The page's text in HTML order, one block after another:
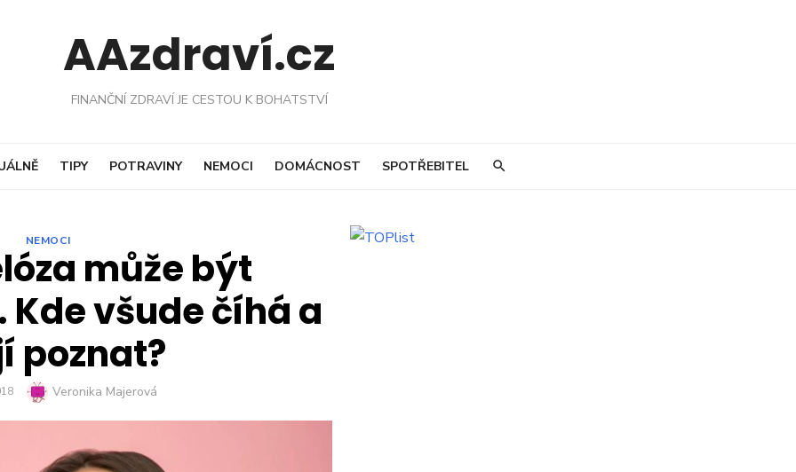
AAzdraví.cz
FINANČNÍ ZDRAVÍ JE CESTOU K BOHATSTVÍ
TIPY POTRAVINY NEMOCI DOMÁCNOST SPOTŘEBITEL
NEMOCI
může být
všude číhá a
poznat?
Author
Veronika Majerová